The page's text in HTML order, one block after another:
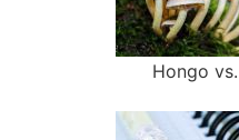
Hongo